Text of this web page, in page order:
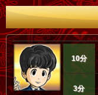
10分
3分